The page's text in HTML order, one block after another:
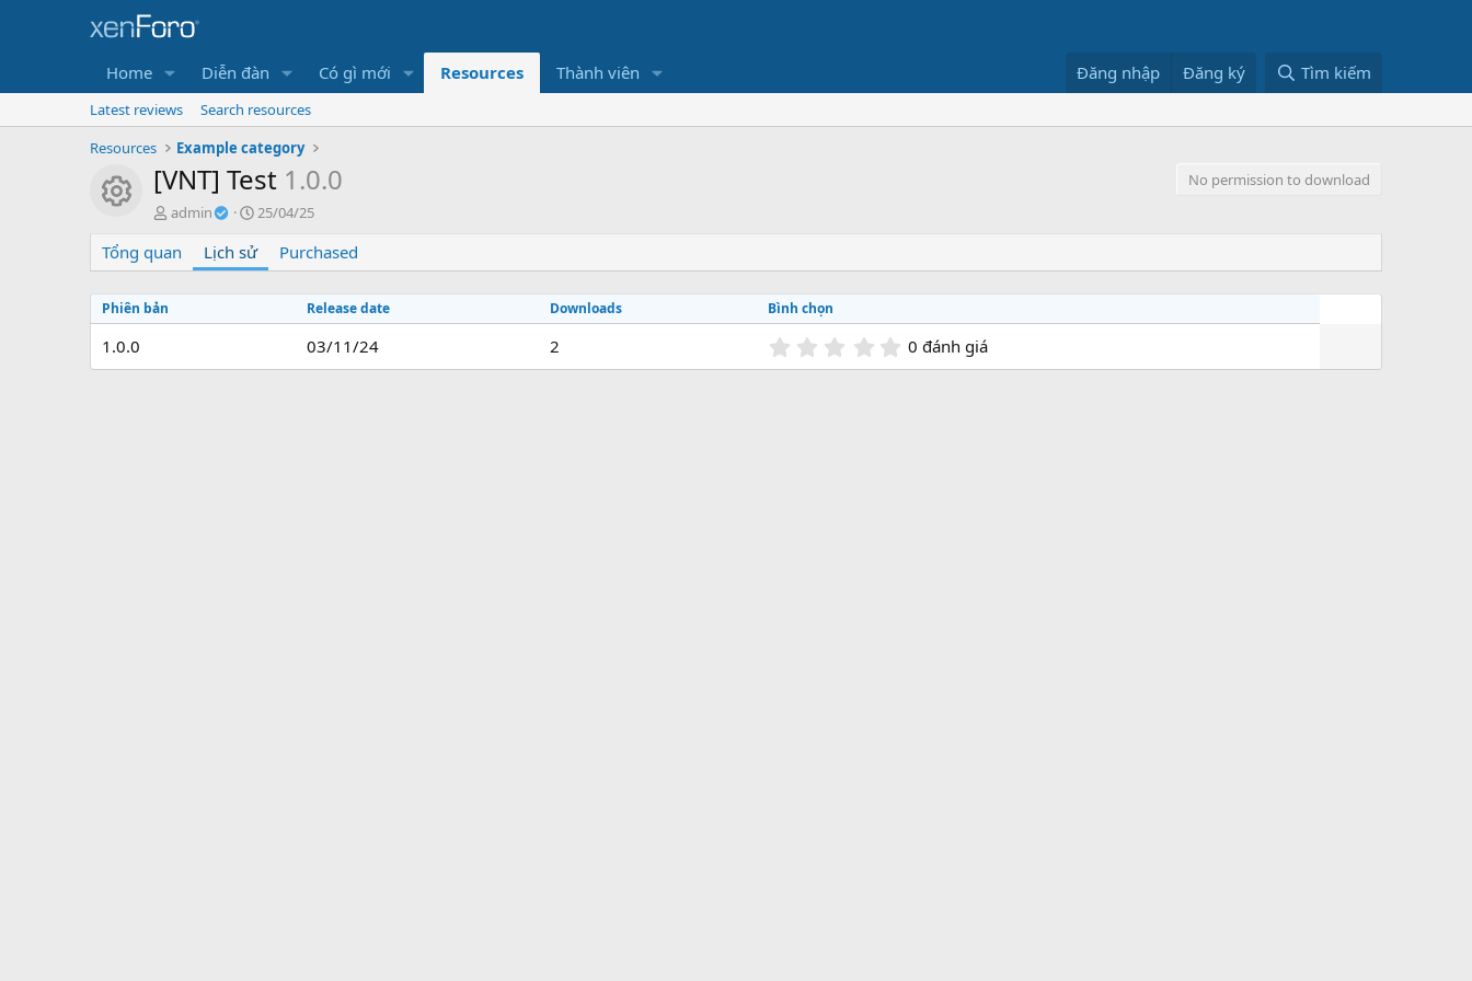
Home Diễn đàn Có gì mới Resources Thành viên Đăng nhập Đăng ký Tìm kiếm
Latest reviews
Search resources
Resources
Example category
Resource icon
[VNT] Test 1.0.0
No permission to download
T
c
g
i
admin
C
e
a
t
o
d
25/04/25
Tổng quan Lịch sử Purchased
Phiên bản Release date Downloads Bình chọn
1.0.0 03/11/24 2 0
.
0 đánh giá